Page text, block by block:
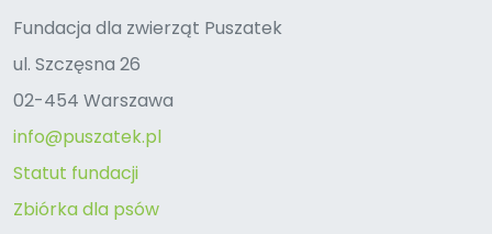
Fundacja dla zwierząt Puszatek
ul. Szczęsna 26
02-454 Warszawa
info@puszatek.pl
Statut fundacji
Zbiórka dla psów